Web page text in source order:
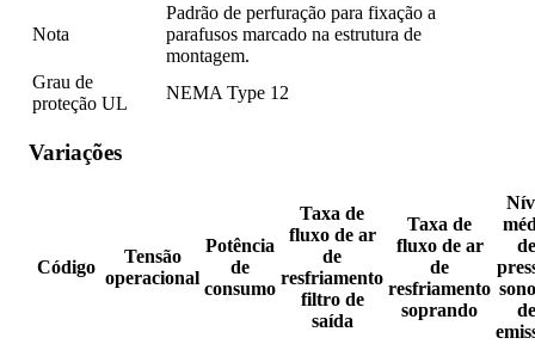
Nota
Padrão de perfuração para fixação a
parafusos marcado na estrutura de
montagem.
Grau de
proteção UL
NEMA Type 12
Variações
Código
Tensão
operacional
Potência
de
consumo
Taxa de
fluxo de ar
de
resfriamento
filtro de
saída
Taxa de
fluxo de ar
de
resfriamento
soprando
de
de